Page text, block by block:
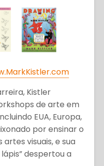
Kistler
de arte em
EUA, Europa,
por ensinar o
visuais, e sua
despertou a